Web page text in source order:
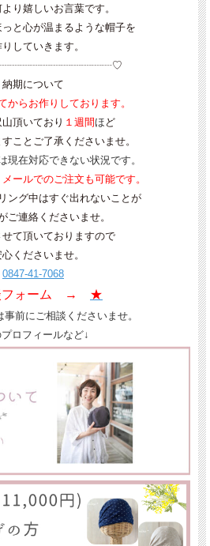
り嬉しいお言葉です。
っと心が温まるような帽子を
していきます。
納期について
からお作りしております。
頂いており １週間ほ ど
ことご了承くださいませ。
現在対応できない状況です。
ールでのご注文も可能です。
ング中はすぐ出れないことが
ご連絡くださいませ。
て頂いておりますので
心くださいませ。
0847-41-7068
フォーム → ★
前にご相談くださいませ。
ロフィールなど↓